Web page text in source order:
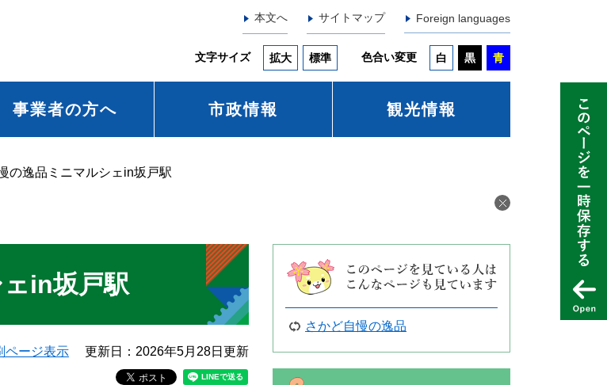
本文へ サイトマップ Foreign languages
文字サイズ 拡大 標準 色合い変更 白 黒 青
事業者の方へ 市政情報 観光情報
の逸品ミニマルシェin坂戸駅
in坂戸駅
ページ表示 更新日：2026年5月28日更新
さかど自慢の逸品